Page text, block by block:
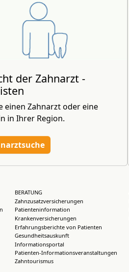
der Zahnarzt -
einen Zahnarzt oder eine
in Ihrer Region.
BERATUNG
Zahnzusatzversicherungen
Patienteninformation
Krankenversicherungen
Erfahrungsberichte von Patienten
Gesundheitsauskunft
Informationsportal
Patienten-Informationsveranstaltungen
Zahntourismus